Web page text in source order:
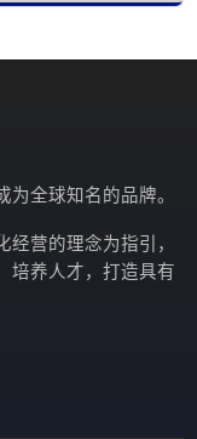
格的背景下，对
工作贯穿于产品
重要保障措施。
全球知名的品牌。
营的理念为指引，
培养人才，打造具有